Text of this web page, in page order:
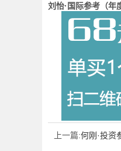
刘怡·国际参考（年
上一篇:何刚·投资